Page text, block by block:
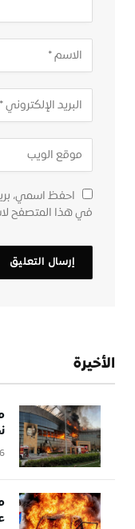
احفظ اسمي،
في هذا المتصفح
الأخيرة